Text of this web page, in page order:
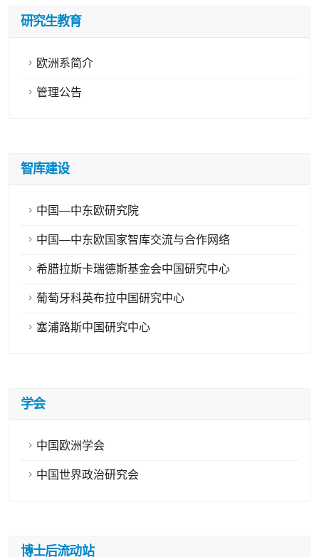
研究生教育
欧洲系简介
管理公告
智库建设
中国—中东欧研究院
中国—中东欧国家智库交流与合作网络
希腊拉斯卡瑞德斯基金会中国研究中心
葡萄牙科英布拉中国研究中心
塞浦路斯中国研究中心
学会
中国欧洲学会
中国世界政治研究会
博士后流动站